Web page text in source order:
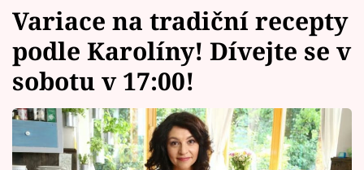
Témata
Celebrity
Vztahy
Variace na tradiční recepty
podle Karolíny! Dívejte se v
sobotu v 17:00!